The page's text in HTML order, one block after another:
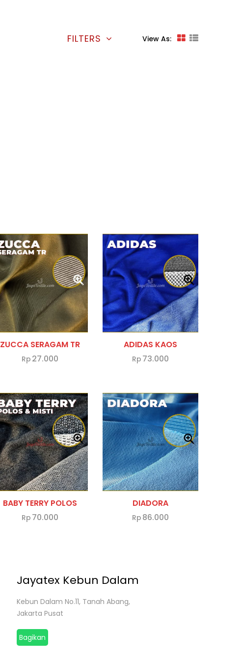
FILTERS View As:
ZUCCA SERAGAM TR
Rp 27.000
ADIDAS KAOS
Rp 73.000
BABY TERRY POLOS
Rp 70.000
DIADORA
Rp 86.000
Jayatex Kebun Dalam
Kebun Dalam No.11, Tanah Abang,
Jakarta Pusat
Bagikan